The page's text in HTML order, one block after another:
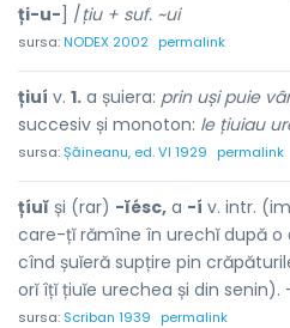
ți-u- ] /țiu + suf. ~ui
sursa:NODEX 2002 permalink
țiuí v. 1. a șuiera: prin uși puie
succesiv și monoton: le țiuiau
sursa:Șăineanu, ed. VI 1929 permalink
țíuĭ și (rar) -ĭésc, a -í v. intr.
care-țĭ rămîne în urechĭ după
cînd șuĭeră supțire pin
orĭ îțĭ țiuĭe urechea și din senin).
sursa: Scriban 1939 permalink